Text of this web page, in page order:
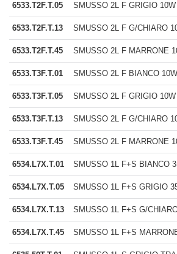
6533.T2F.T.05 SMUSSO 2L F GRIGIO
6533.T2F.T.13 SMUSSO 2L F G/CHIARO
6533.T2F.T.45 SMUSSO 2L F MARRONE
6533.T3F.T.01 SMUSSO 2L F BIANCO
6533.T3F.T.05 SMUSSO 2L F GRIGIO
6533.T3F.T.13 SMUSSO 2L F G/CHIARO
6533.T3F.T.45 SMUSSO 2L F MARRONE
6534.L7X.T.01 SMUSSO 1L F+S BIANCO
6534.L7X.T.05 SMUSSO 1L F+S GRIGIO
6534.L7X.T.13 SMUSSO 1L F+S G/
6534.L7X.T.45 SMUSSO 1L F+S